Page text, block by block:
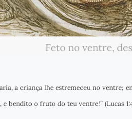
Feto no ventre,
a criança lhe estremeceu no ventre;
bendito o fruto do teu ventre!” (Lucas